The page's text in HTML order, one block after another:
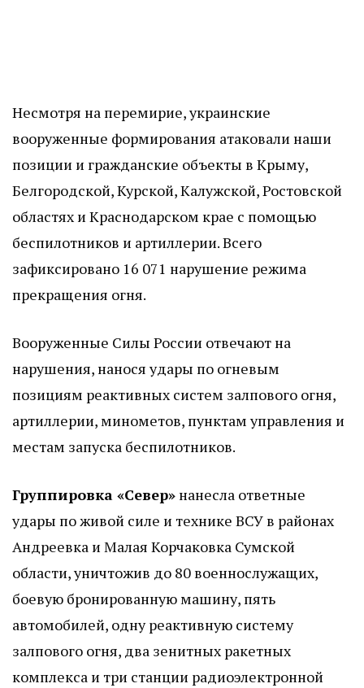
Несмотря на перемирие, украинские
вооруженные формирования атаковали наши
позиции и гражданские объекты в Крыму,
Белгородской, Курской, Калужской, Ростовской
областях и Краснодарском крае с помощью
беспилотников и артиллерии. Всего
зафиксировано 16 071 нарушение режима
прекращения огня.
Вооруженные Силы России отвечают на
нарушения, нанося удары по огневым
позициям реактивных систем залпового огня,
артиллерии, минометов, пунктам управления и
местам запуска беспилотников.
Группировка «Север»нанесла ответные
удары по живой силе и технике ВСУ в районах
Андреевка и Малая Корчаковка Сумской
области, уничтожив до 80 военнослужащих,
боевую бронированную машину, пять
автомобилей, одну реактивную систему
залпового огня, два зенитных ракетных
комплекса и три станции радиоэлектронной